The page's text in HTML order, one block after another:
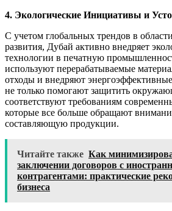
4. Экологические Инициативы и
С учетом глобальных трендов в
развития, Дубай активно внедряет
технологии в печатную
используют перерабатываемые
отходы и внедряют
не только помогают защитить
соответствуют требованиям
которые все больше обращают
составляющую продукции.
Читайте также Как
заключении договоров с
контрагентами: практические
бизнеса